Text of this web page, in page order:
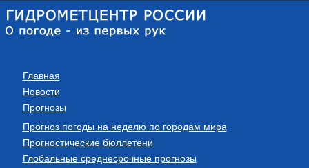
Главная
Новости
Прогнозы
Прогноз погоды на неделю по городам мира
Прогностические бюллетени
Глобальные среднесрочные прогнозы